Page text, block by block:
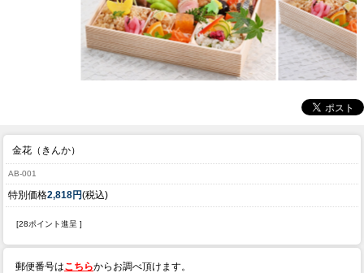
金花（きんか）
AB-001
特別価格2,818円(税込)
[28ポイント進呈 ]
郵便番号はこちらからお調べ頂けます。